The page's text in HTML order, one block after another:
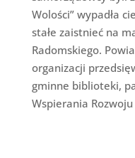
Wolości” wypadła
stałe zaistnieć na
Radomskiego.
organizacji
gminne biblioteki,
Wspierania